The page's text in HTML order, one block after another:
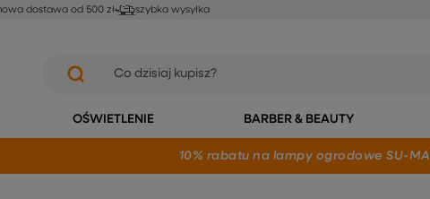
dostawa od 500 zł szybka wysyłka
OŚWIETLENIE BARBER & BEAUTY
10% rabatu na lampy ogrodowe SU-MA